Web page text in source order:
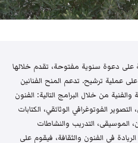
على دعوة سنوية مفتوحة، تقدم خلالها
على عملية ترشيح. تدعم المنح الفنانين
والفنية من خلال البرامج التالية: الفنون
التصوير الفوتوغرافي الوثائقي، الكتابات
الموسيقى، التدريب والنشاطات
الريادة في الفنون والثقافة، فيقوم على